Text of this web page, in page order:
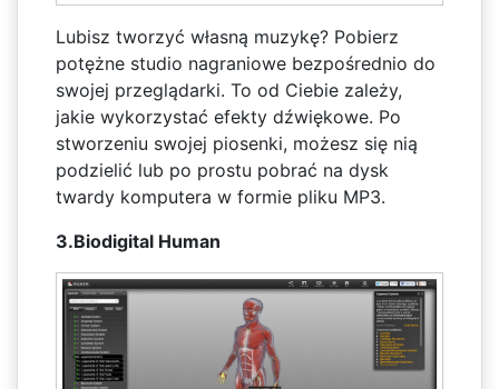
Lubisz tworzyć własną muzykę? Pobierz
potężne studio nagraniowe bezpośrednio do
swojej przeglądarki. To od Ciebie zależy,
jakie wykorzystać efekty dźwiękowe. Po
stworzeniu swojej piosenki, możesz się nią
podzielić lub po prostu pobrać na dysk
twardy komputera w formie pliku MP3.
3.Biodigital Human